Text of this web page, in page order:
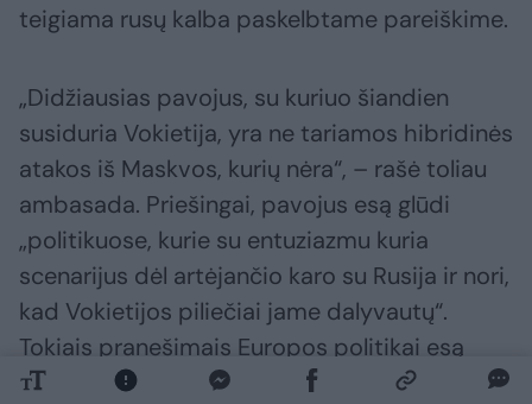
teigiama rusų kalba paskelbtame pareiškime.
„Didžiausias pavojus, su kuriuo šiandien
susiduria Vokietija, yra ne tariamos hibridinės
atakos iš Maskvos, kurių nėra“, – rašė toliau
ambasada. Priešingai, pavojus esą glūdi
„politikuose, kurie su entuziazmu kuria
scenarijus dėl artėjančio karo su Rusija ir nori,
kad Vokietijos piliečiai jame dalyvautų“.
Tokiais pranešimais Europos politikai esą
siekia tik pateisinti savo paramą Ukrainai.